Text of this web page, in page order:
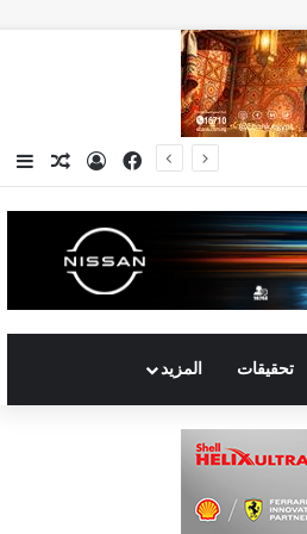
فيسبوك
تسجيلمقال
تحقيقات المزيد